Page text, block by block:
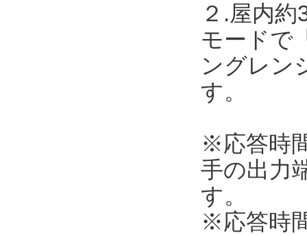
２.屋内
モードで
ングレン
す。
※応答時
手の出力
す。
※応答時